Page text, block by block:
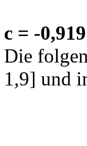
c = -
Die
1,9] und